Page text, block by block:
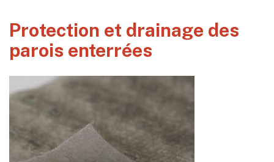
Protection et drainage des
parois enterrées